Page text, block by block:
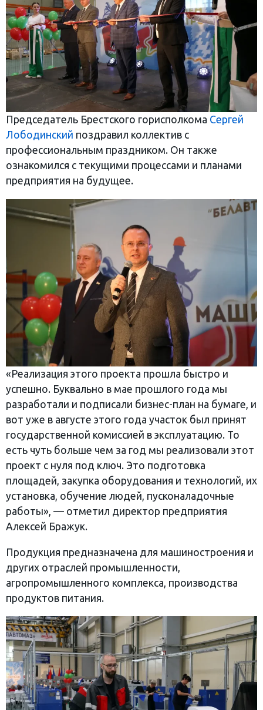
Председатель Брестского горисполкома Сергей
Лободинский поздравил коллектив с
профессиональным праздником. Он также
ознакомился с текущими процессами и планами
предприятия на будущее.
«Реализация этого проекта прошла быстро и
успешно. Буквально в мае прошлого года мы
разработали и подписали бизнес-план на бумаге, и
вот уже в августе этого года участок был принят
государственной комиссией в эксплуатацию. То
есть чуть больше чем за год мы реализовали этот
проект с нуля под ключ. Это подготовка
площадей, закупка оборудования и технологий, их
установка, обучение людей, пусконаладочные
работы», — отметил директор предприятия
Алексей Бражук.
Продукция предназначена для машиностроения и
других отраслей промышленности,
агропромышленного комплекса, производства
продуктов питания.